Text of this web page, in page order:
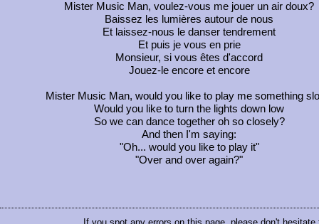
Mister Music Man, voulez-vous me jouer un air doux?
Baissez les lumières autour de nous
Et laissez-nous le danser tendrement
Et puis je vous en prie
Monsieur, si vous êtes d'accord
Jouez-le encore et encore
Mister Music Man, would you like to play me something
Would you like to turn the lights down low
So we can dance together oh so closely?
And then I'm saying:
"Oh... would you like to play it"
"Over and over again?"